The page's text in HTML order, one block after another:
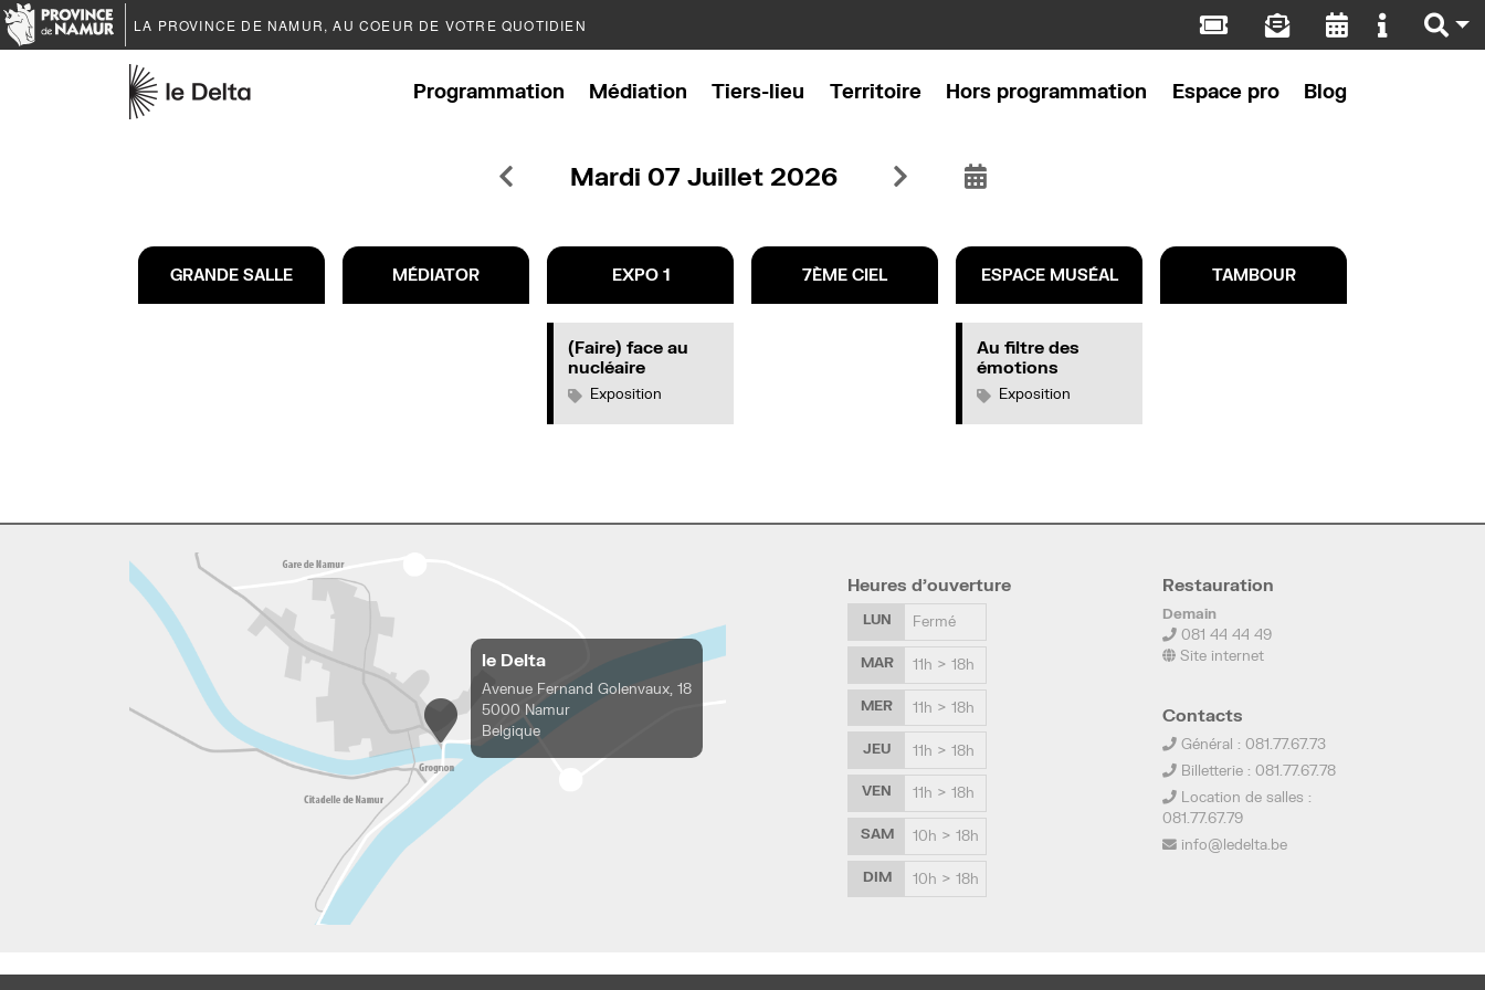
LA PROVINCE DE NAMUR, AU COEUR DE VOTRE QUOTIDIEN
Programmation Médiation Tiers-lieu Territoire Hors programmation Espace pro Blog
Mardi 07 Juillet 2026
GRANDE SALLE MÉDIATOR EXPO 1
(Faire) face au
nucléaire
Exposition
7ÈME CIEL ESPACE MUSÉAL
Au filtre des
émotions
Exposition
TAMBOUR
le Delta
Avenue Fernand Golenvaux, 18
5000 Namur
Belgique
Heures d’ouverture
LUN Fermé
MAR 11h > 18h
MER 11h > 18h
JEU 11h > 18h
VEN 11h > 18h
SAM 10h > 18h
DIM 10h > 18h
Restauration
Demain
081 44 44 49
Site internet
Contacts
Général : 081.77.67.73
Billetterie : 081.77.67.78
Location de salles :
081.77.67.79
info@ledelta.be